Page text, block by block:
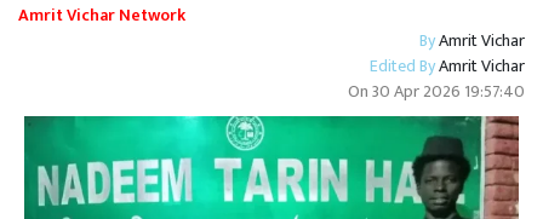
Amrit Vichar Network
ByAmrit Vichar
Edited ByAmrit Vichar
On30 Apr 2026 19:57:40